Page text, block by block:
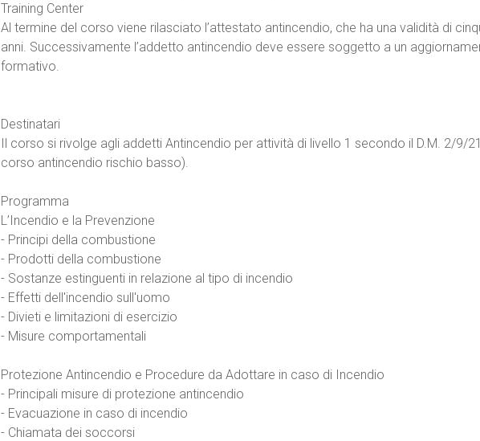
Training Center
Al termine del corso viene rilasciato l’attestato antincendio, che ha una validità di
anni. Successivamente l’addetto antincendio deve essere soggetto a un
formativo.
Destinatari
Il corso si rivolge agli addetti Antincendio per attività di livello 1 secondo il D.M. 2/9/
corso antincendio rischio basso).
Programma
L’Incendio e la Prevenzione
- Principi della combustione
- Prodotti della combustione
- Sostanze estinguenti in relazione al tipo di incendio
- Effetti dell'incendio sull'uomo
- Divieti e limitazioni di esercizio
- Misure comportamentali
Protezione Antincendio e Procedure da Adottare in caso di Incendio
- Principali misure di protezione antincendio
- Evacuazione in caso di incendio
- Chiamata dei soccorsi